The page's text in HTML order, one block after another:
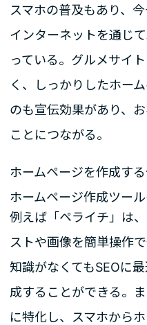
スマホの普及もあり、
インターネットを通じ
っている。グルメサイ
く、しっかりしたホー
のも宣伝効果があり、
ことにつながる。
ホームページを作成す
ホームページ作成ツール
例えば「ペライチ」は
ストや画像を簡単操作
知識がなくてもSEOに
成することができる。
に特化し、スマホから